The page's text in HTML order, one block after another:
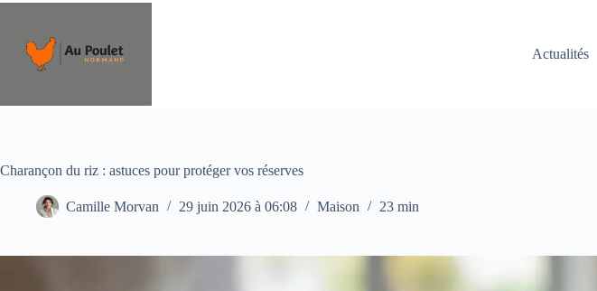
Passer
contenu
Actualités
Charançon du riz : astuces pour protéger vos réserves
Camille Morvan 29 juin 2026 à 06:08 Maison 23 min